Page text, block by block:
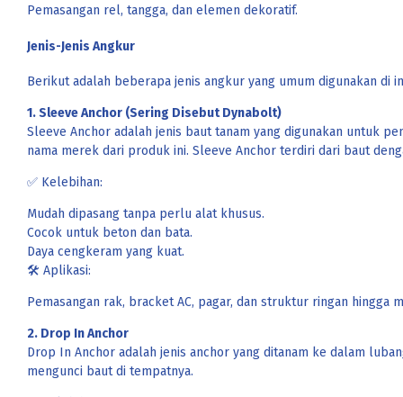
Pemasangan rel, tangga, dan elemen dekoratif.
Jenis-Jenis Angkur
Berikut adalah beberapa jenis angkur yang umum digunakan di
1. Sleeve Anchor (Sering Disebut Dynabolt)
Sleeve Anchor adalah jenis baut tanam yang digunakan untuk
nama merek dari produk ini. Sleeve Anchor terdiri dari baut
✅ Kelebihan:
Mudah dipasang tanpa perlu alat khusus.
Cocok untuk beton dan bata.
Daya cengkeram yang kuat.
🛠 Aplikasi:
Pemasangan rak, bracket AC, pagar, dan struktur ringan hingga
2. Drop In Anchor
Drop In Anchor adalah jenis anchor yang ditanam ke dalam
mengunci baut di tempatnya.